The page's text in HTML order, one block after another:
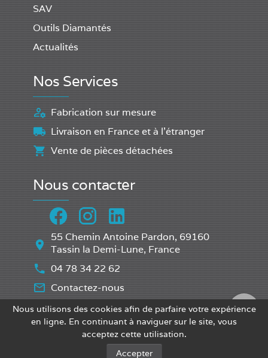
SAV
Outils Diamantés
Actualités
Nos Services
Fabrication sur mesure
Livraison en France et à l'étranger
Vente de pièces détachées
Nous contacter
55 Chemin Antoine Pardon, 69160
Tassin la Demi-Lune, France
04 78 34 22 62
Contactez-nous
JOUFFROY EQUIPEMENT
@2023 Jouffroy Equipement Tous droits réservés
•Mentions Légales
Nous utilisons des cookies afin de parfaire votre expérience
en ligne. En continuant à naviguer sur le site, vous
acceptez cette utilisation.
Accepter